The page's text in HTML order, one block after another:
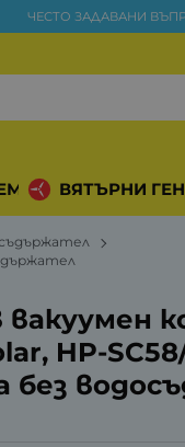
ЧЕСТО ЗАДАВАНИ
ВЯТЪРНИ
HP-
без